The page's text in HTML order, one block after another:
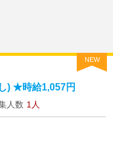
NEW
) ★時給1,057円
人数 1人